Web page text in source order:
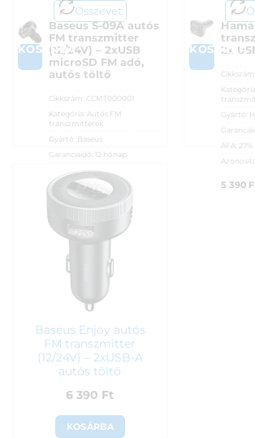
Összevet
KOSÁRBA
Baseus S-09A autós
FM transzmitter
(12/24V) – 2xUSB
microSD FM adó,
autós töltő
Cikkszám: CCMT000001
Kategória: Autós FM
transzmitterek
Gyártó: Baseus
Garanciaidő: 12 hónap
Azonosító: 53538
4 990Ft
KOSÁRBA
2x
Cikkszám:
Kategória:
Gyártó:
ÁFA: 27%
5 390
Baseus Enjoy autós
FM transzmitter
(12/24V) – 2xUSB-A
autós töltő
6 390 Ft
KOSÁRBA